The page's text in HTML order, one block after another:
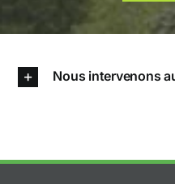
Nous intervenons